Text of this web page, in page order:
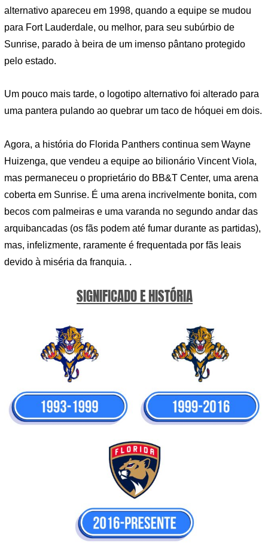
alternativo apareceu em 1998, quando a equipe se mudou
para Fort Lauderdale, ou melhor, para seu subúrbio de
Sunrise, parado à beira de um imenso pântano protegido
pelo estado.
Um pouco mais tarde, o logotipo alternativo foi alterado para
uma pantera pulando ao quebrar um taco de hóquei em dois.
Agora, a história do Florida Panthers continua sem Wayne
Huizenga, que vendeu a equipe ao bilionário Vincent Viola,
mas permaneceu o proprietário do BB&T Center, uma arena
coberta em Sunrise. É uma arena incrivelmente bonita, com
becos com palmeiras e uma varanda no segundo andar das
arquibancadas (os fãs podem até fumar durante as partidas),
mas, infelizmente, raramente é frequentada por fãs leais
devido à miséria da franquia. .
SIGNIFICADO E HISTÓRIA